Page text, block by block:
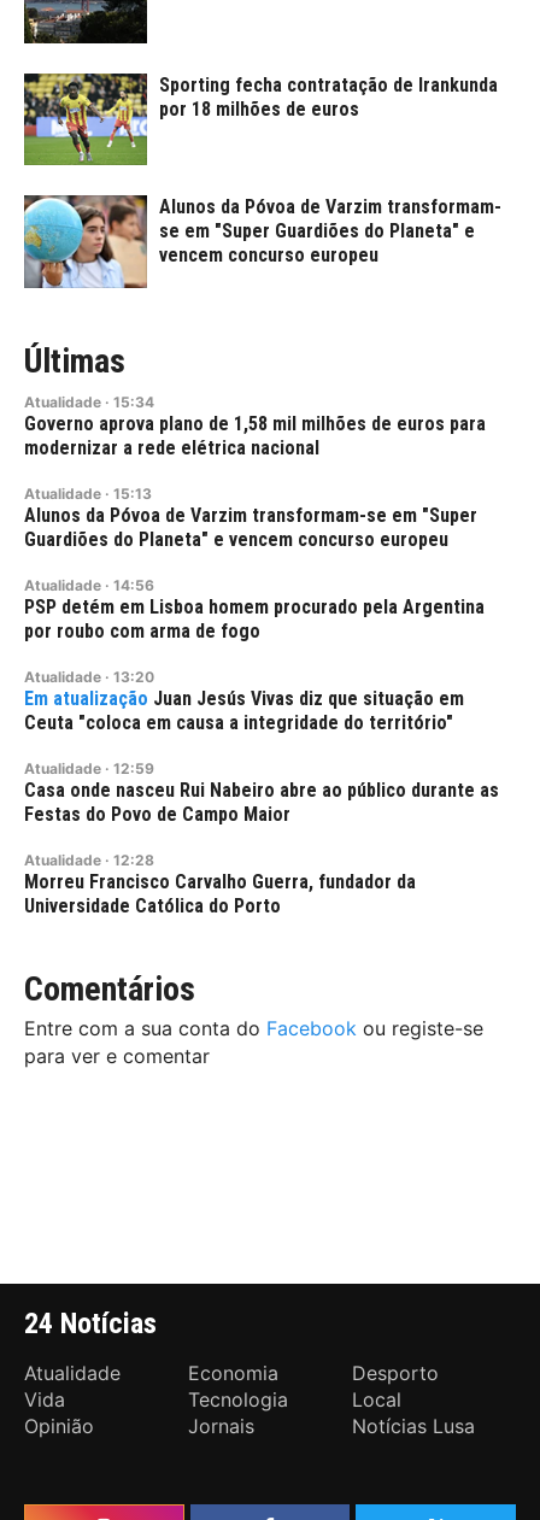
Sporting fecha contratação de Irankunda
por 18 milhões de euros
Alunos da Póvoa de Varzim transformam-
se em "Super Guardiões do Planeta" e
vencem concurso europeu
Últimas
Atualidade · 15:34
Governo aprova plano de 1,58 mil milhões de euros para
modernizar a rede elétrica nacional
Atualidade · 15:13
Alunos da Póvoa de Varzim transformam-se em "Super
Guardiões do Planeta" e vencem concurso europeu
Atualidade · 14:56
PSP detém em Lisboa homem procurado pela Argentina
por roubo com arma de fogo
Atualidade · 13:20
Juan Jesús Vivas diz que situação em
Ceuta "coloca em causa a integridade do território"
Atualidade · 12:59
Casa onde nasceu Rui Nabeiro abre ao público durante as
Festas do Povo de Campo Maior
Atualidade · 12:28
Morreu Francisco Carvalho Guerra, fundador da
Universidade Católica do Porto
Comentários
Entre com a sua conta do Facebook ou registe-se
para ver e comentar
24 Notícias
Atualidade Economia
Desporto
Vida
Tecnologia
Local
Opinião
Jornais Notícias Lusa